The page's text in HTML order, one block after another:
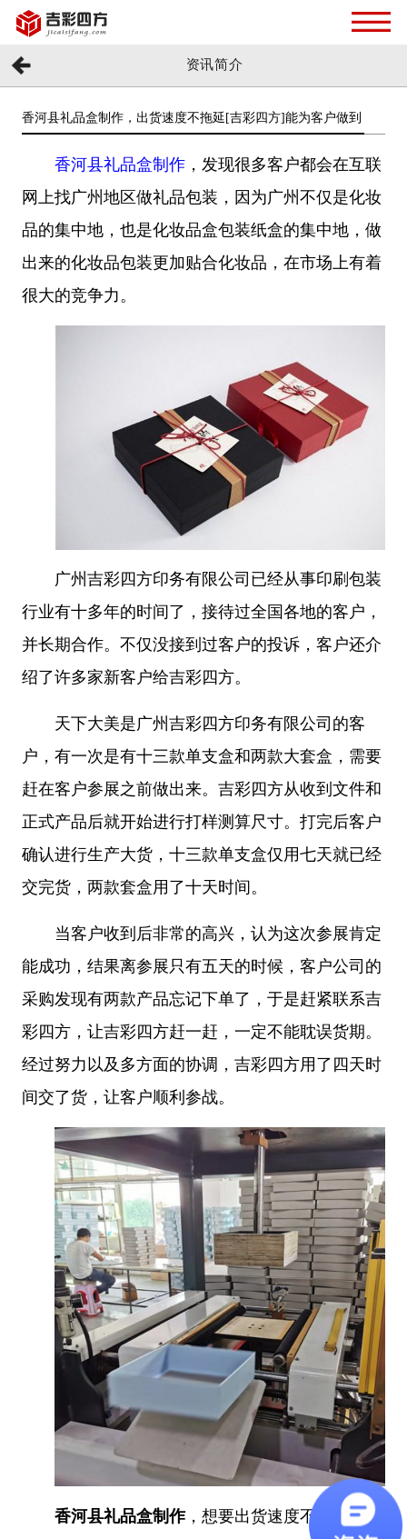
资讯简介
香河县礼品盒制作，出货速度不拖延[吉彩四方]能为客户做到
香河县礼品盒制作， 发现很多客户都会在互联
网上找广州地区做礼品包装 ，因为广州不仅是化妆
品的集中地，也是化妆品盒包装纸盒的集中地，做
出来的化妆品包装更加贴合化妆品，在市场上有着
很大的竞争力。
广州吉彩四方印务有限公司已经从事印刷包装
行业有十多年的时间了，接待过全国各地的客户，
并长期合作。不仅没接到过客户的投诉，客户还介
绍了许多家新客户给吉彩四方。
天下大美是广州吉彩四方印务有限公司的客
户，有一次是有十三款单支盒和两款大套盒，需要
赶在客户参展之前做出来。 吉彩四方从收到文件和
正式产品后就开始进行打样测算尺寸。打完后客户
确认进行生产大货，十三款单支盒仅用七天就已经
交完货，两款套盒用了十天时间。
当客户收到后非常的高兴，认为这次参展肯定
能成功，结果离参展只有五天的时候，客户公司的
采购发现有两款产品忘记下单了，于是赶紧联系吉
彩四方，让吉彩四方赶一赶，一定不能耽误货期。
经过努力以及多方面的协调，吉彩四方用了四天时
间交了货，让客户顺利参战。
香河县礼品盒制作，想要出货速度不拖延就选